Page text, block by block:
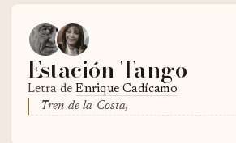
Estación Tango
Letra deEnrique Cadícamo
Tren de la Costa,